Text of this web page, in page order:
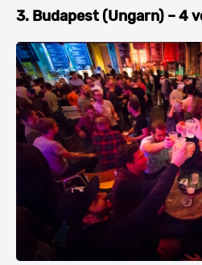
3. Budapest (Ungarn) – 4